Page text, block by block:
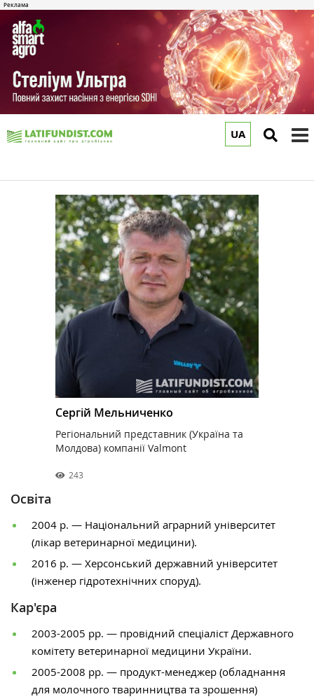
UA
Сергій Мельниченко
Регіональний представник (Україна та
Молдова) компанії Valmont
243
Освіта
2004 р. — Національний аграрний університет
(лікар ветеринарної медицини).
2016 р. — Херсонський державний університет
(інженер гідротехнічних споруд).
Кар'єра
2003-2005 рр. — провідний спеціаліст Державного
комітету ветеринарної медицини України.
2005-2008 рр. — продукт-менеджер (обладнання
для молочного тваринництва та зрошення)